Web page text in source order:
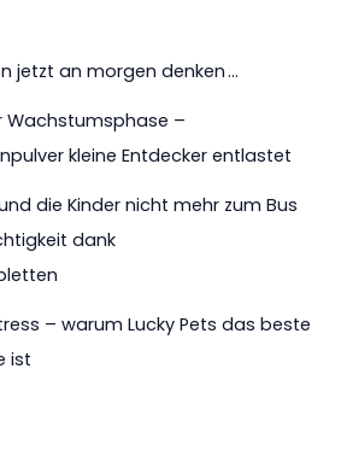
jetzt an morgen denken …
Wachstumsphase –
kleine Entdecker entlastet
die Kinder nicht mehr zum Bus
dank
– warum Lucky Pets das beste
ist